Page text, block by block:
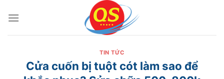
qua
TIN TỨC
Cửa cuốn bị tuột cót làm sao để